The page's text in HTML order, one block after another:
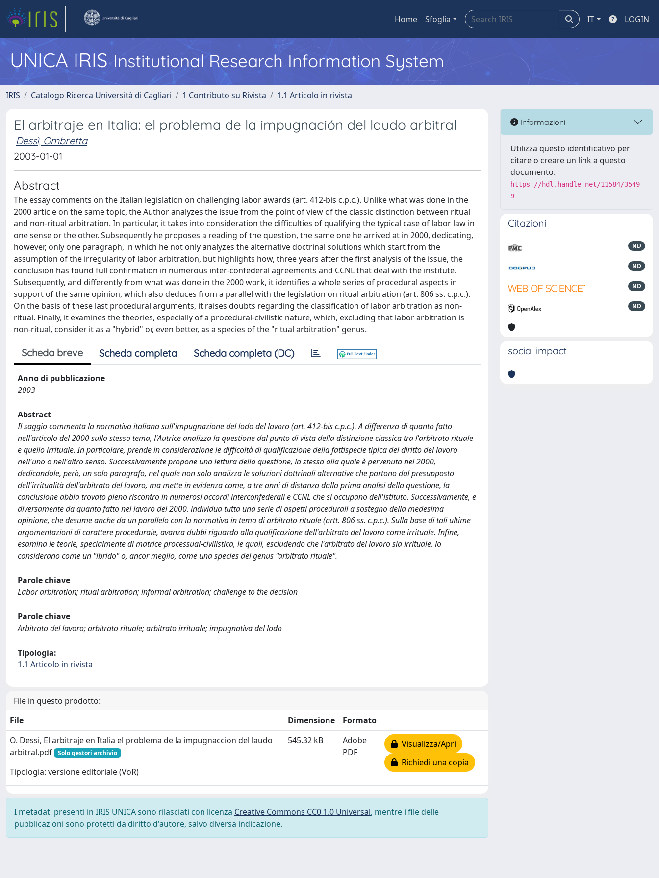
Home Sfoglia IT LOGIN
UNICA IRISInstitutional Research Information System
IRIS Catalogo Ricerca Università di Cagliari 1 Contributo su Rivista 1.1 Articolo in rivista
El arbitraje en Italia: el problema de la impugnación del laudo arbitral
Dessì, Ombretta
2003-01-01
Abstract
The essay comments on the Italian legislation on challenging labor awards (art. 412-bis c.p.c.). Unlike what was done in the
2000 article on the same topic, the Author analyzes the issue from the point of view of the classic distinction between ritual
and non-ritual arbitration. In particular, it takes into consideration the difficulties of qualifying the typical case of labor law in
one sense or the other. Subsequently he proposes a reading of the question, the same one he arrived at in 2000, dedicating,
however, only one paragraph, in which he not only analyzes the alternative doctrinal solutions which start from the
assumption of the irregularity of labor arbitration, but highlights how, three years after the first analysis of the issue, the
conclusion has found full confirmation in numerous inter-confederal agreements and CCNL that deal with the institute.
Subsequently, and differently from what was done in the 2000 work, it identifies a whole series of procedural aspects in
support of the same opinion, which also deduces from a parallel with the legislation on ritual arbitration (art. 806 ss. c.p.c.).
On the basis of these last procedural arguments, it raises doubts regarding the classification of labor arbitration as non-
ritual. Finally, it examines the theories, especially of a procedural-civilistic nature, which, excluding that labor arbitration is
non-ritual, consider it as a "hybrid" or, even better, as a species of the "ritual arbitration" genus.
Scheda breve Scheda completa Scheda completa (DC)
Anno di pubblicazione
2003
Abstract
Il saggio commenta la normativa italiana sull'impugnazione del lodo del lavoro (art. 412-bis c.p.c.). A differenza di quanto fatto
nell'articolo del 2000 sullo stesso tema, l'Autrice analizza la questione dal punto di vista della distinzione classica tra l'arbitrato rituale
e quello irrituale. In particolare, prende in considerazione le difficoltà di qualificazione della fattispecie tipica del diritto del lavoro
nell'uno o nell'altro senso. Successivamente propone una lettura della questione, la stessa alla quale è pervenuta nel 2000,
dedicandole, però, un solo paragrafo, nel quale non solo analizza le soluzioni dottrinali alternative che partono dal presupposto
dell'irritualità dell'arbitrato del lavoro, ma mette in evidenza come, a tre anni di distanza dalla prima analisi della questione, la
conclusione abbia trovato pieno riscontro in numerosi accordi interconfederali e CCNL che si occupano dell'istituto. Successivamente, e
diversamente da quanto fatto nel lavoro del 2000, individua tutta una serie di aspetti procedurali a sostegno della medesima
opinione, che desume anche da un parallelo con la normativa in tema di arbitrato rituale (artt. 806 ss. c.p.c.). Sulla base di tali ultime
argomentazioni di carattere procedurale, avanza dubbi riguardo alla qualificazione dell'arbitrato del lavoro come irrituale. Infine,
esamina le teorie, specialmente di matrice processual-civilistica, le quali, escludendo che l'arbitrato del lavoro sia irrituale, lo
considerano come un "ibrido" o, ancor meglio, come una species del genus "arbitrato rituale".
Parole chiave
Labor arbitration; ritual arbitration; informal arbitration; challenge to the decision
Parole chiave
Arbitrato del lavoro; arbitrato rituale; arbitrato irrituale; impugnativa del lodo
Tipologia:
1.1 Articolo in rivista
File in questo prodotto:
File
Dimensione
Formato
O. Dessi, El arbitraje en Italia el problema de la impugnaccion del laudo
arbitral.pdf
Solo gestori archivio
Tipologia: versione editoriale (VoR)
545.32 kB
Adobe
PDF
Visualizza/Apri
Richiedi una copia
I metadati presenti in IRIS UNICA sono rilasciati con licenza Creative Commons CC0 1.0 Universal, mentre i file delle
pubblicazioni sono protetti da diritto d'autore, salvo diversa indicazione.
Informazioni
Utilizza questo identificativo per
citare o creare un link a questo
documento:
https://hdl.handle.net/11584/3549
9
Citazioni
ND
ND
ND
ND
social impact